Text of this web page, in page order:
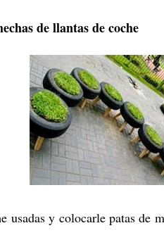
de llantas de coche
usadas y colocarle patas de